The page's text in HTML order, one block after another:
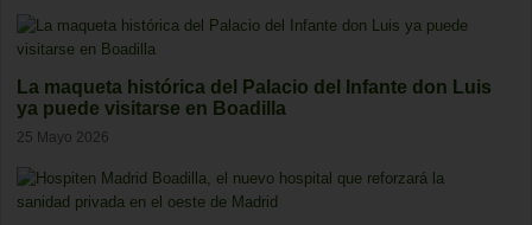
La maqueta histórica del Palacio del Infante don Luis
ya puede visitarse en Boadilla
25 Mayo 2026